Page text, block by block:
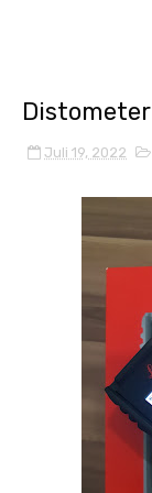
Juli 19, 2022